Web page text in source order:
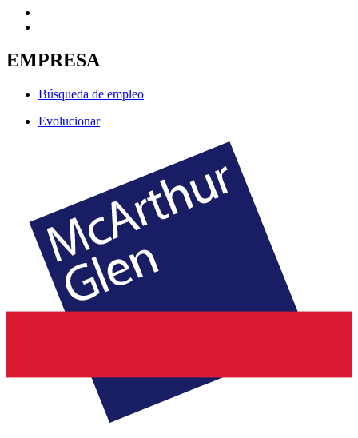
EMPRESA
Búsqueda de empleo
Evolucionar